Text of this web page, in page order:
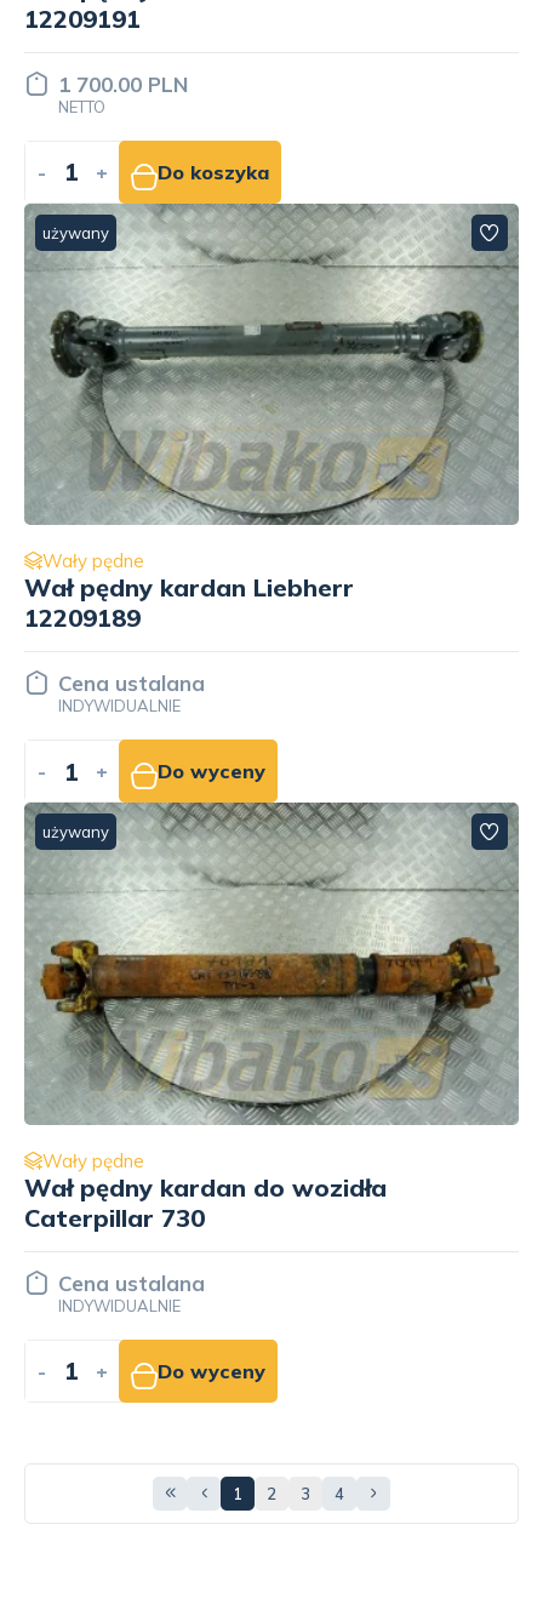
12209191
1 700.00 PLN
NETTO
- + Do koszyka
używany
Wały pędne
Wał pędny kardan Liebherr
12209189
Cena ustalana
INDYWIDUALNIE
- + Do wyceny
używany
Wały pędne
Wał pędny kardan do wozidła
Caterpillar 730
Cena ustalana
INDYWIDUALNIE
- + Do wyceny
1 2 3 4